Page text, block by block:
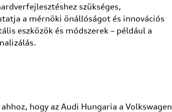
szükséges,
a mérnöki önállóságot és innovációs
eszközök és módszerek – például a
hogy az Audi Hungaria a Volkswagen